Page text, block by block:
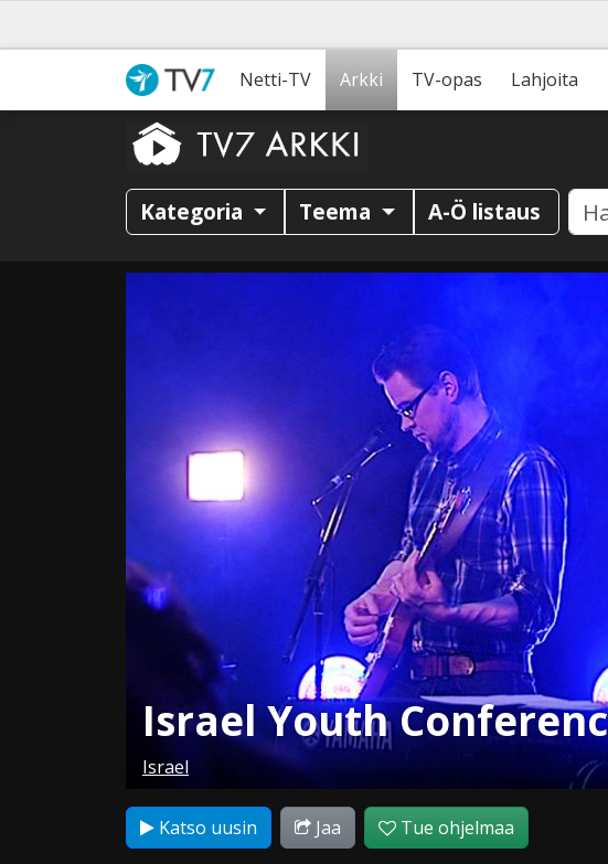
Netti-TV Arkki TV-opas Lahjoita
Kategoria Teema A-Ö listaus
Israel Youth
Israel
Katso uusin Jaa Tue ohjelmaa